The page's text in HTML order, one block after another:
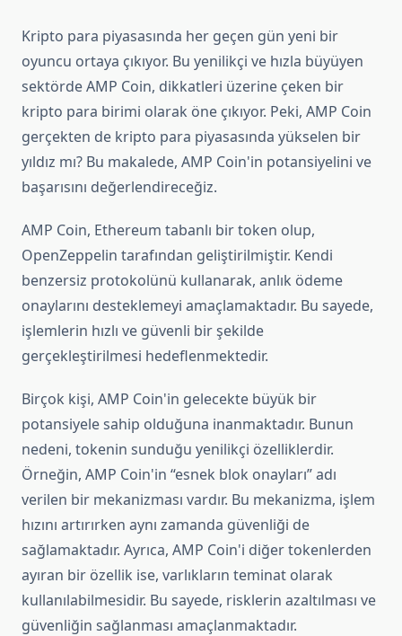
Kripto para piyasasında her geçen gün yeni bir
oyuncu ortaya çıkıyor. Bu yenilikçi ve hızla büyüyen
sektörde AMP Coin, dikkatleri üzerine çeken bir
kripto para birimi olarak öne çıkıyor. Peki, AMP Coin
gerçekten de kripto para piyasasında yükselen bir
yıldız mı? Bu makalede, AMP Coin'in potansiyelini ve
başarısını değerlendireceğiz.
AMP Coin, Ethereum tabanlı bir token olup,
OpenZeppelin tarafından geliştirilmiştir. Kendi
benzersiz protokolünü kullanarak, anlık ödeme
onaylarını desteklemeyi amaçlamaktadır. Bu sayede,
işlemlerin hızlı ve güvenli bir şekilde
gerçekleştirilmesi hedeflenmektedir.
Birçok kişi, AMP Coin'in gelecekte büyük bir
potansiyele sahip olduğuna inanmaktadır. Bunun
nedeni, tokenin sunduğu yenilikçi özelliklerdir.
Örneğin, AMP Coin'in “esnek blok onayları” adı
verilen bir mekanizması vardır. Bu mekanizma, işlem
hızını artırırken aynı zamanda güvenliği de
sağlamaktadır. Ayrıca, AMP Coin'i diğer tokenlerden
ayıran bir özellik ise, varlıkların teminat olarak
kullanılabilmesidir. Bu sayede, risklerin azaltılması ve
güvenliğin sağlanması amaçlanmaktadır.